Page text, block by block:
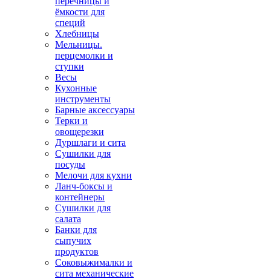
ёмкости для
специй
Хлебницы
Мельницы.
перцемолки и
ступки
Весы
Кухонные
инструменты
Барные аксессуары
Терки и
овощерезки
Дуршлаги и сита
Сушилки для
посуды
Мелочи для кухни
Ланч-боксы и
контейнеры
Сушилки для
салата
Банки для
сыпучих
продуктов
Соковыжималки и
сита механические